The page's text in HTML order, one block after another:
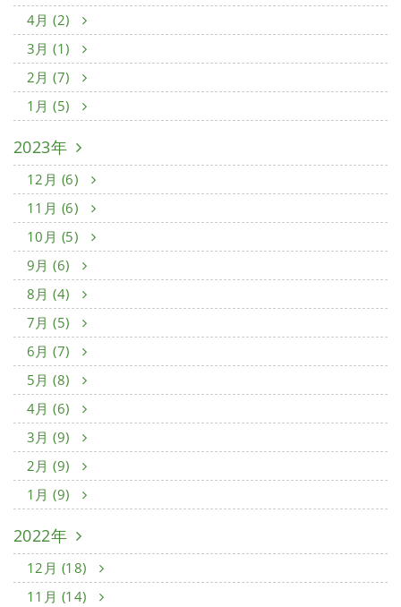
4月 (2)
3月 (1)
2月 (7)
1月 (5)
2023年
12月 (6)
11月 (6)
10月 (5)
9月 (6)
8月 (4)
7月 (5)
6月 (7)
5月 (8)
4月 (6)
3月 (9)
2月 (9)
1月 (9)
2022年
12月 (18)
11月 (14)